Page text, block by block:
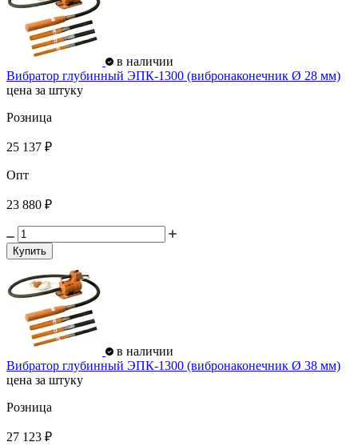
в наличии
Вибратор глубинный ЭПК-1300 (вибронаконечник Ø 28 мм)
цена за штуку
Розница
25 137 ₽
Опт
23 880 ₽
Купить
в наличии
Вибратор глубинный ЭПК-1300 (вибронаконечник Ø 38 мм)
цена за штуку
Розница
27 123 ₽